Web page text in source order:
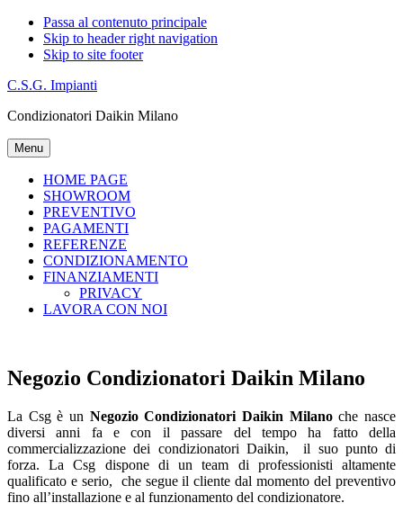
Passa al contenuto principale
Skip to header right navigation
Skip to site footer
C.S.G. Impianti
Condizionatori Daikin Milano
Menu
HOME PAGE
SHOWROOM
PREVENTIVO
PAGAMENTI
REFERENZE
CONDIZIONAMENTO
FINANZIAMENTI
PRIVACY
LAVORA CON NOI
Negozio Condizionatori Daikin Milano
La Csg è un Negozio Condizionatori Daikin Milanoche nasce
diversi anni fa e con il passare del tempo ha fatto della
commercializzazione dei condizionatori Daikin, il suo punto di
forza. La Csg dispone di un team di professionisti altamente
qualificato e serio, che segue il cliente dal momento del preventivo
fino all’installazione e al funzionamento del condizionatore.